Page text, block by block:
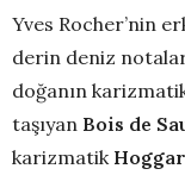
Yves Rocher’nin
derin deniz
doğanın
taşıyan Bois de
karizmatik